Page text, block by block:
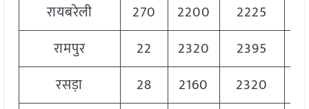
रायबरेली
270 2200 2225
रामपुर
22 2320 2395
रसड़ा
28 2160 2320